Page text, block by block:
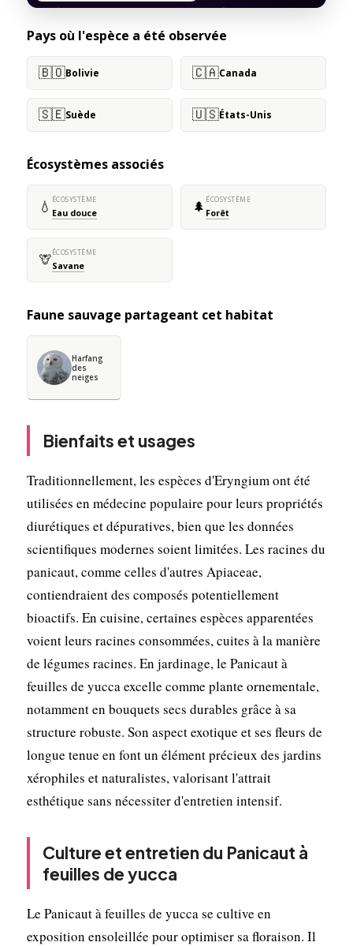
Pays où l'espèce a été observée
🇧🇴Bolivie 🇨🇦Canada
🇸🇪Suède 🇺🇸États-Unis
Écosystèmes associés
💧 ÉCOSYSTÈME
Eau douce 🌲 ÉCOSYSTÈME
Forêt
🦒ÉCOSYSTÈME
Savane
Faune sauvage partageant cet habitat
Harfang
des
neiges
Bienfaits et usages
Traditionnellement, les espèces d'Eryngium ont été
utilisées en médecine populaire pour leurs propriétés
diurétiques et dépuratives, bien que les données
scientifiques modernes soient limitées. Les racines du
panicaut, comme celles d'autres Apiaceae,
contiendraient des composés potentiellement
bioactifs. En cuisine, certaines espèces apparentées
voient leurs racines consommées, cuites à la manière
de légumes racines. En jardinage, le Panicaut à
feuilles de yucca excelle comme plante ornementale,
notamment en bouquets secs durables grâce à sa
structure robuste. Son aspect exotique et ses fleurs de
longue tenue en font un élément précieux des jardins
xérophiles et naturalistes, valorisant l'attrait
esthétique sans nécessiter d'entretien intensif.
Culture et entretien du Panicaut à
feuilles de yucca
Le Panicaut à feuilles de yucca se cultive en
exposition ensoleillée pour optimiser sa floraison. Il